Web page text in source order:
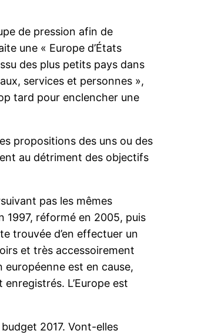
de pression afin de
une « Europe d’États
des plus petits pays dans
services et personnes »,
tard pour enclencher une
propositions des uns ou des
au détriment des objectifs
pas les mêmes
1997, réformé en 2005, puis
trouvée d’en effectuer un
et très accessoirement
est en cause,
L’Europe est
2017. Vont-elles